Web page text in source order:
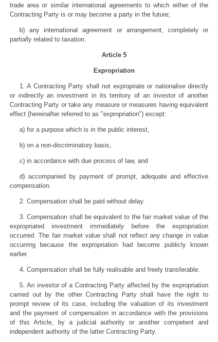
trade area or similar international agreements to which either of the
Contracting Party is or may become a party in the future;
b) any international agreement or arrangement, completely or
partially related to taxation.
Article 5
Expropriation
1. A Contracting Party shall not expropriate or nationalise directly
or indirectly an investment in its territory of an investor of another
Contracting Party or take any measure or measures having equivalent
effect (hereinafter referred to as "expropriation") except:
a) for a purpose which is in the public interest,
b) on a non-discriminatory basis,
c) in accordance with due process of law, and
d) accompanied by payment of prompt, adequate and effective
compensation.
2. Compensation shall be paid without delay.
3. Compensation shall be equivalent to the fair market value of the
expropriated investment immediately before the expropriation
occurred. The fair market value shall not reflect any change in value
occurring because the expropriation had become publicly known
earlier.
4. Compensation shall be fully realisable and freely transferable.
5. An investor of a Contracting Party affected by the expropriation
carried out by the other Contracting Party shall have the right to
prompt review of its case, including the valuation of its investment
and the payment of compensation in accordance with the provisions
of this Article, by a judicial authority or another competent and
independent authority of the latter Contracting Party.